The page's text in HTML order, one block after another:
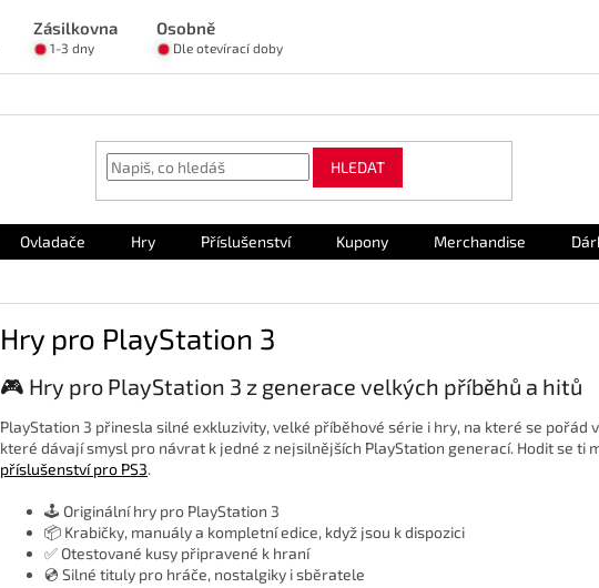
Zásilkovna Osobně
1-3 dny Dle otevírací doby
HLEDAT
Ovladače Hry Příslušenství Kupony Merchandise
Hry pro PlayStation 3
🎮 Hry pro PlayStation 3 z generace velkých příběhů a hitů
PlayStation 3 přinesla silné exkluzivity, velké příběhové série i hry, na které se pořád
které dávají smysl pro návrat k jedné z nejsilnějších PlayStation generací. Hodit se ti
příslušenství pro PS3.
🕹️ Originální hry pro PlayStation 3
📦 Krabičky, manuály a kompletní edice, když jsou k dispozici
✅ Otestované kusy připravené k hraní
💿 Silné tituly pro hráče, nostalgiky i sběratele